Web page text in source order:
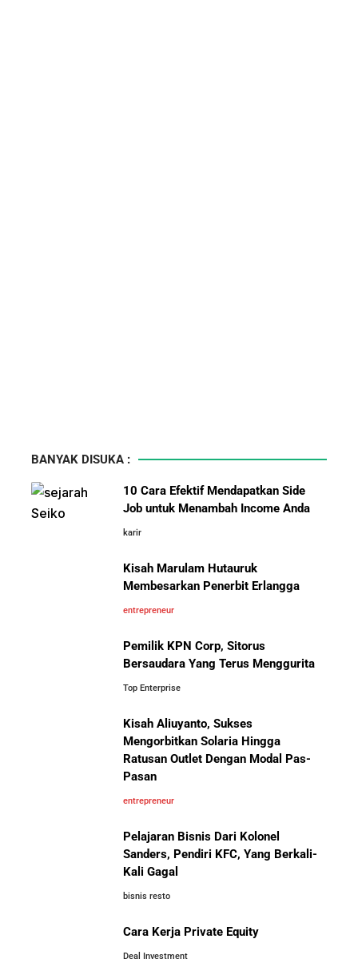
BANYAK DISUKA :
10 Cara Efektif Mendapatkan Side
Job untuk Menambah Income Anda
karir
Kisah Marulam Hutauruk
Membesarkan Penerbit Erlangga
entrepreneur
Pemilik KPN Corp, Sitorus
Bersaudara Yang Terus Menggurita
Top Enterprise
Kisah Aliuyanto, Sukses
Mengorbitkan Solaria Hingga
Ratusan Outlet Dengan Modal Pas-
Pasan
entrepreneur
Pelajaran Bisnis Dari Kolonel
Sanders, Pendiri KFC, Yang Berkali-
Kali Gagal
bisnis resto
Cara Kerja Private Equity
Deal Investment